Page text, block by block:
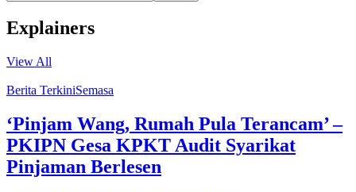
Explainers
View All
Berita TerkiniSemasa
‘Pinjam Wang, Rumah Pula Terancam’ –
PKIPN Gesa KPKT Audit Syarikat
Pinjaman Berlesen